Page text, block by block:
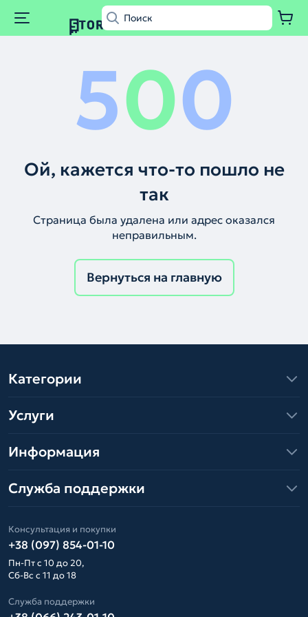
500
Ой, кажется что-то пошло не
так
Страница была удалена или адрес оказался
неправильным.
Вернуться на главную
Категории
Услуги
Информация
Служба поддержки
Консультация и покупки
+38 (097) 854-01-10
Пн-Пт с 10 до 20,
Сб-Вс с 11 до 18
Служба поддержки